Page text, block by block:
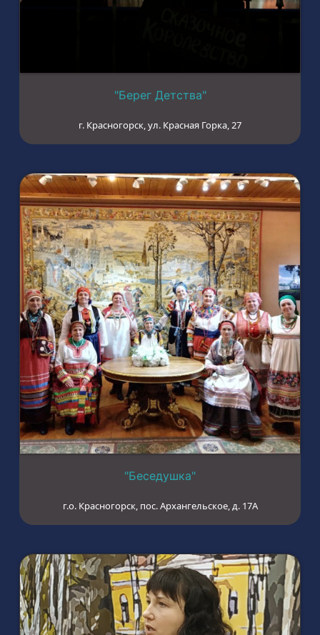
"Берег Детства"
г. Красногорск, ул. Красная Горка, 27
"Беседушка"
г.о. Красногорск, пос. Архангельское, д. 17А